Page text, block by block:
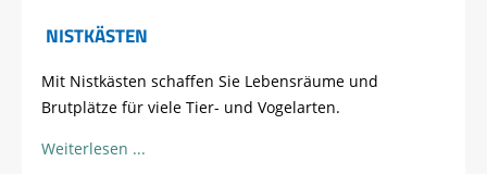
NISTKÄSTEN
Mit Nistkästen schaffen Sie Lebensräume und
Brutplätze für viele Tier- und Vogelarten.
Weiterlesen